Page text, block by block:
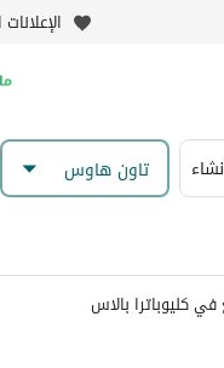
تاون هاوس
كليوباترا بالاس